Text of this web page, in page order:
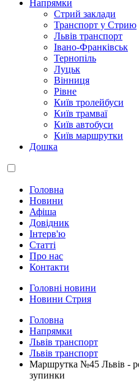
Напрямки
Стрий заклади
Транспорт у Стрию
Львів транспорт
Івано-Франківськ
Тернопіль
Луцьк
Вінниця
Рівне
Київ тролейбуси
Київ трамваї
Київ автобуси
Київ маршрутки
Дошка
Головна
Новини
Афіша
Довідник
Інтерв'ю
Статті
Про нас
Контакти
Головні новини
Новини Стрия
Головна
Напрямки
Львів транспорт
Львів транспорт
Маршрутка №45 Львів -
зупинки